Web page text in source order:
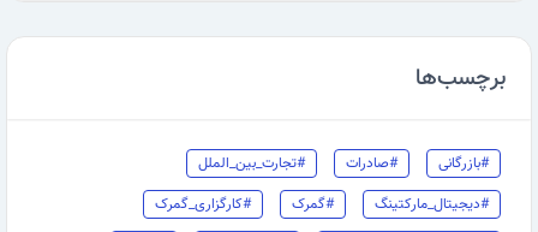
برچسب‌ها
#بازرگانی #صادرات
#تجارت_بین_الملل
#دیجیتال_مارکتینگ
#گمرک
#کارگزاری_گمرک